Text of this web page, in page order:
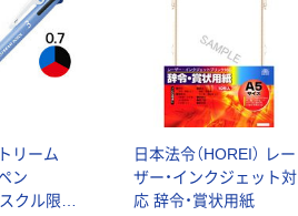
リーム
ン
ル限定
日本法令（HOREI） レー
ザー・インクジェット対
応 辞令・賞状用紙